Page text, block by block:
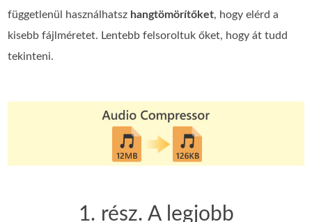
függetlenül használhatsz hangtömörítőket, hogy elérd a
kisebb fájlméretet. Lentebb felsoroltuk őket, hogy át tudd
tekinteni.
1. rész. A legjobb